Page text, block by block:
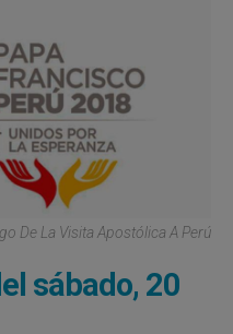
De La Visita Apostólica A Perú
sábado, 20